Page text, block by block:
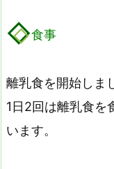
食事
離乳食を開始しま
1日2回は離乳食を
います。